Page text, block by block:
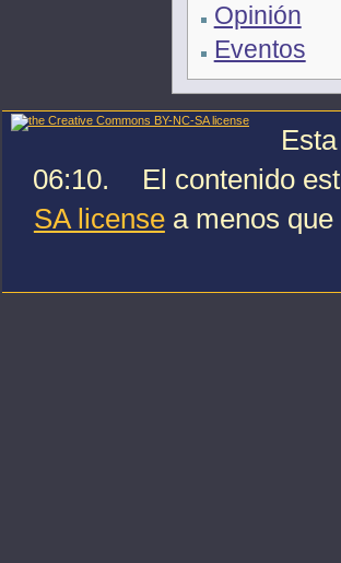
Opinión
Eventos
06:10.
El contenido
SA licensea menos que